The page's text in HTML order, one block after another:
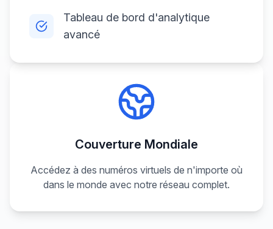
Tableau de bord d'analytique
avancé
Couverture Mondiale
Accédez à des numéros virtuels de n'importe où
dans le monde avec notre réseau complet.